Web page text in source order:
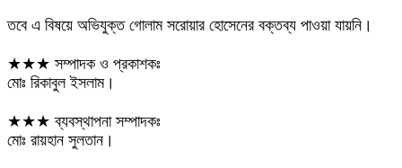
তবে এ বিষয়ে অভিযুক্ত গোলাম সরোয়ার হোসেনের বক্তব্য পাওয়া যায়নি।
★★★ সম্পাদক ও প্রকাশকঃ
মোঃ রিকাবুল ইসলাম।
★★★ ব্যবস্থাপনা সম্পাদকঃ
মোঃ রায়হান সুলতান।